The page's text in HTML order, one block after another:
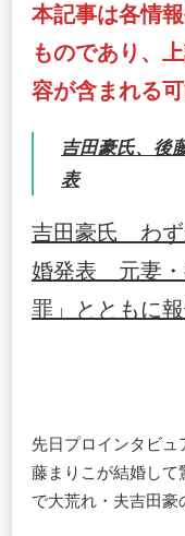
本記事は各情
ものであり、
容が含まれる
吉田豪氏、後
表
吉田豪氏 わず
婚発表 元妻・
罪」とともに
先日プロインタビ
藤まりこが結婚して
で大荒れ・夫吉田豪